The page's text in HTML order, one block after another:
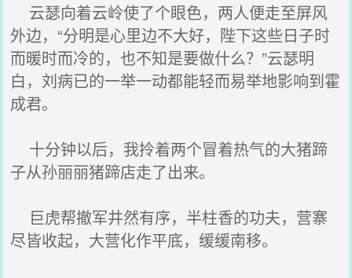
云瑟向着云岭使了个眼色，两人便走至屏风
外边，“分明是心里边不大好，陛下这些日子时
而暖时而冷的，也不知是要做什么？”云瑟明
白，刘病已的一举一动都能轻而易举地影响到霍
成君。
十分钟以后，我拎着两个冒着热气的大猪蹄
子从孙丽丽猪蹄店走了出来。
巨虎帮撤军井然有序，半柱香的功夫，营寨
尽皆收起，大营化作平底，缓缓南移。